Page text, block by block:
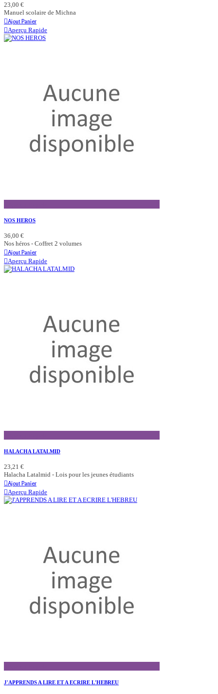
23,00 €
Manuel scolaire de Michna
Ajout Panier
Aperçu Rapide
NOS HEROS
36,00 €
Nos héros - Coffret 2 volumes
Ajout Panier
Aperçu Rapide
HALACHA LATALMID
23,21 €
Halacha Latalmid - Lois pour les jeunes étudiants
Ajout Panier
Aperçu Rapide
J'APPRENDS A LIRE ET A ECRIRE L'HEBREU